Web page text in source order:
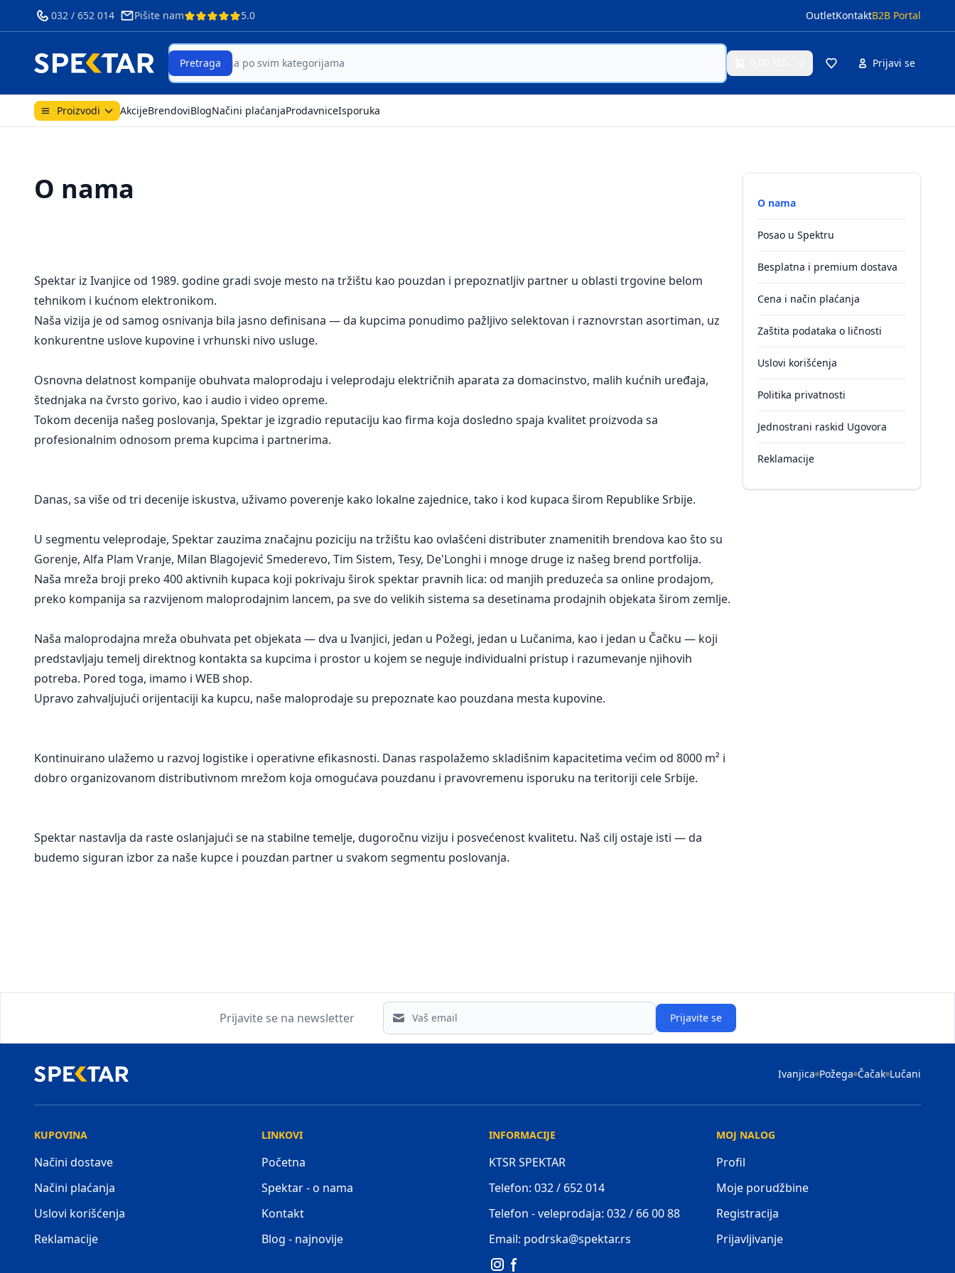
032 / 652 014 Pišite nam 5.0 OutletKontaktB2B Portal
Prijavi se
Search
Pretraga
Proizvodi AkcijeBrendoviBlogNačini plaćanjaProdavniceIsporuka
O nama
Spektar iz Ivanjice od 1989. godine gradi svoje mesto na tržištu kao pouzdan i prepoznatljiv partner u oblasti trgovine belom
tehnikom i kućnom elektronikom.
Naša vizija je od samog osnivanja bila jasno definisana — da kupcima ponudimo pažljivo selektovan i raznovrstan asortiman, uz
konkurentne uslove kupovine i vrhunski nivo usluge.
Osnovna delatnost kompanije obuhvata maloprodaju i veleprodaju električnih aparata za domacinstvo, malih kućnih uređaja,
štednjaka na čvrsto gorivo, kao i audio i video opreme.
Tokom decenija našeg poslovanja, Spektar je izgradio reputaciju kao firma koja dosledno spaja kvalitet proizvoda sa
profesionalnim odnosom prema kupcima i partnerima.
Danas, sa više od tri decenije iskustva, uživamo poverenje kako lokalne zajednice, tako i kod kupaca širom Republike Srbije.
U segmentu veleprodaje, Spektar zauzima značajnu poziciju na tržištu kao ovlašćeni distributer znamenitih brendova kao što su
Gorenje, Alfa Plam Vranje, Milan Blagojević Smederevo, Tim Sistem, Tesy, De'Longhi i mnoge druge iz našeg brend portfolija.
Naša mreža broji preko 400 aktivnih kupaca koji pokrivaju širok spektar pravnih lica: od manjih preduzeća sa online prodajom,
preko kompanija sa razvijenom maloprodajnim lancem, pa sve do velikih sistema sa desetinama prodajnih objekata širom zemlje.
Naša maloprodajna mreža obuhvata pet objekata — dva u Ivanjici, jedan u Požegi, jedan u Lučanima, kao i jedan u Čačku — koji
predstavljaju temelj direktnog kontakta sa kupcima i prostor u kojem se neguje individualni pristup i razumevanje njihovih
potreba. Pored toga, imamo i WEB shop.
Upravo zahvaljujući orijentaciji ka kupcu, naše maloprodaje su prepoznate kao pouzdana mesta kupovine.
Kontinuirano ulažemo u razvoj logistike i operativne efikasnosti. Danas raspolažemo skladišnim kapacitetima većim od 8000 m² i
dobro organizovanom distributivnom mrežom koja omogućava pouzdanu i pravovremenu isporuku na teritoriji cele Srbije.
Spektar nastavlja da raste oslanjajući se na stabilne temelje, dugoročnu viziju i posvećenost kvalitetu. Naš cilj ostaje isti — da
budemo siguran izbor za naše kupce i pouzdan partner u svakom segmentu poslovanja.
O nama
Posao u Spektru
Besplatna i premium dostava
Cena i način plaćanja
Zaštita podataka o ličnosti
Uslovi korišćenja
Politika privatnosti
Jednostrani raskid Ugovora
Reklamacije
Prijavite se na newsletter
Email address
Prijavite se
Ivanjica Požega Čačak Lučani
KUPOVINA
Načini dostave
Načini plaćanja
Uslovi korišćenja
Reklamacije
LINKOVI
Početna
Spektar - o nama
Kontakt
Blog - najnovije
INFORMACIJE
KTSR SPEKTAR
Telefon: 032 / 652 014
Telefon - veleprodaja: 032 / 66 00 88
Email: podrska@spektar.rs
MOJ NALOG
Profil
Moje porudžbine
Registracija
Prijavljivanje